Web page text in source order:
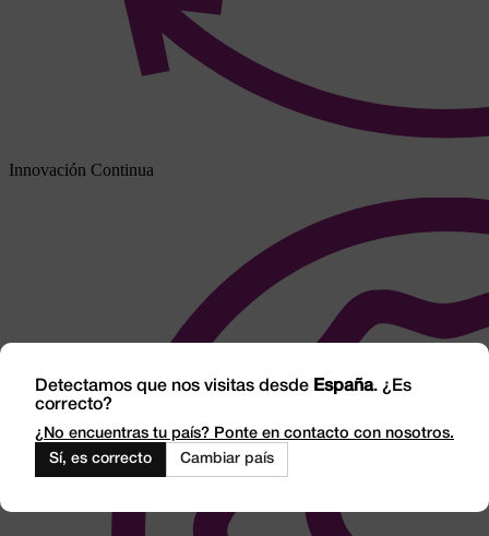
Innovación Continua
Detectamos que nos visitas desde España. ¿Es
correcto?
¿No encuentras tu país? Ponte en contacto con nosotros.
Sí, es correcto
Cambiar país